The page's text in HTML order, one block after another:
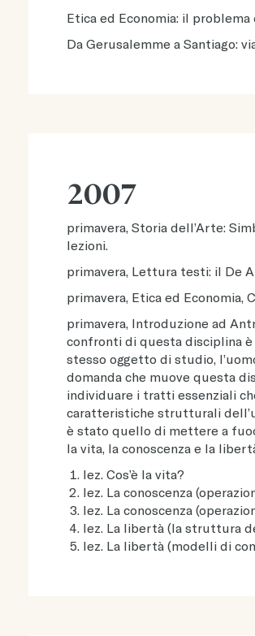
Etica ed Economia: il
Da Gerusalemme a Santiago:
2007
primavera, Storia dell’Arte:
lezioni.
primavera, Lettura testi: il De
primavera, Etica ed Economia,
primavera, Introduzione ad
confronti di questa disciplina
stesso oggetto di studio,
domanda che muove questa
individuare i tratti essenziali
caratteristiche strutturali
è stato quello di mettere a
la vita, la conoscenza e la
lez. Cos’è la vita?
lez. La conoscenza
lez. La conoscenza
lez. La libertà (la struttura
lez. La libertà (modelli di